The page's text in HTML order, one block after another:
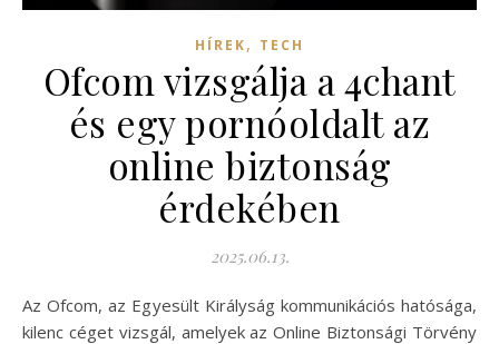
HÍREK, TECH
Ofcom vizsgálja a 4chant
és egy pornóoldalt az
online biztonság
érdekében
2025.06.13.
Az Ofcom, az Egyesült Királyság kommunikációs hatósága,
kilenc céget vizsgál, amelyek az Online Biztonsági Törvény